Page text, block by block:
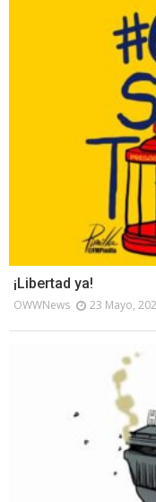
¡Libertad ya!
OWWNews 23 Mayo,